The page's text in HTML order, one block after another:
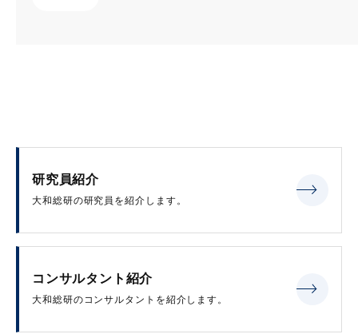
研究員紹介
大和総研の研究員を紹介します。
コンサルタント紹介
大和総研のコンサルタントを紹介します。